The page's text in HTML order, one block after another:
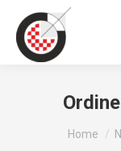
Tu sei qui:
Home